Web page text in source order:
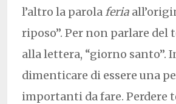
l’altro la parolaferia
riposo”. Per non parlare del
alla lettera, “giorno santo”.
dimenticare di essere una
importanti da fare. Perdere